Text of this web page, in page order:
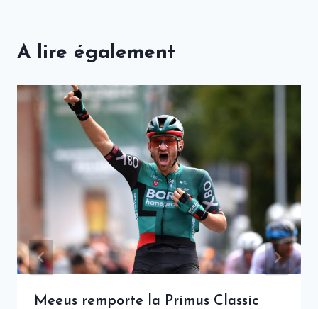
A lire également
Meeus remporte la Primus Classic